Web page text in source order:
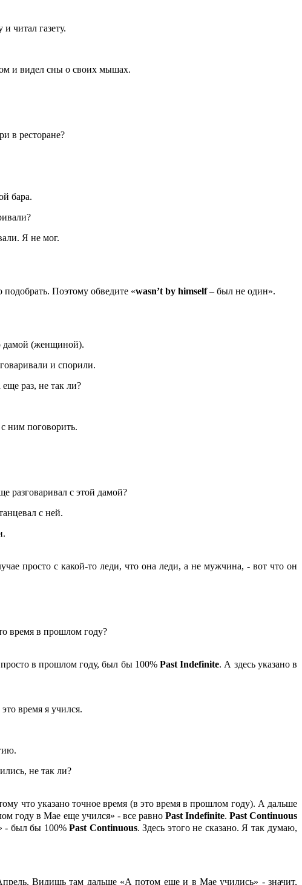
и читал газету.
и видел сны о своих мышах.
в ресторане?
бара.
Я не мог.
Поэтому обведите «wasn’t by himself– был не один».
дамой (женщиной).
и спорили.
раз, не так ли?
ним поговорить.
разговаривал с этой дамой?
с ней.
просто с какой-то леди, что она леди, а не мужчина, - вот что он
время в прошлом году?
в прошлом году, был бы 100%PastIndefinite. А здесь указано в
время я учился.
не так ли?
что указано точное время (в это время в прошлом году). А дальше
году в Мае еще учился» - все равно Past Indefinite. PastContinuous
- был бы 100%Past Continuous. Здесь этого не сказано. Я так думаю,
Видишь там дальше «А потом еще и в Мае учились» - значит,